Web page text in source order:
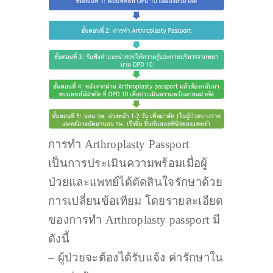
การทำ Arthroplasty Passport
เป็นการประเมินความพร้อมเมื่อผู้
ป่วยและแพทย์ได้ตัดสินใจรักษาด้วย
การเปลี่ยนข้อเทียม โดยรายละเอียด
ของการทำ Arthroplasty passport มี
ดังนี้
– ผู้ป่วยจะต้องได้รับแจ้ง ค่ารักษาใน